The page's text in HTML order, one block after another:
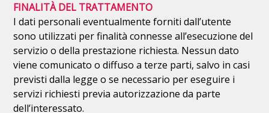
FINALITÀ DEL TRATTAMENTO
I dati personali eventualmente forniti dall’utente
sono utilizzati per finalità connesse all’esecuzione del
servizio o della prestazione richiesta. Nessun dato
viene comunicato o diffuso a terze parti, salvo in casi
previsti dalla legge o se necessario per eseguire i
servizi richiesti previa autorizzazione da parte
dell’interessato.